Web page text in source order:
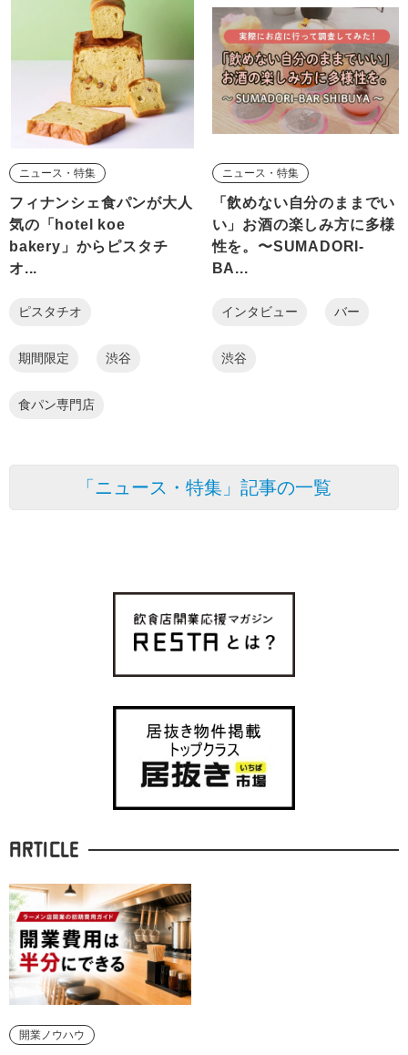
ニュース・特集
フィナンシェ食パンが大人
気の「hotel koe
bakery」からピスタチ
オ...
ピスタチオ
期間限定 渋谷
食パン専門店
ニュース・特集
「飲めない自分のままでい
い」お酒の楽しみ方に多様
性を。〜SUMADORI-
BA...
インタビュー バー
渋谷
「ニュース・特集」記事の一覧
ARTICLE
開業ノウハウ